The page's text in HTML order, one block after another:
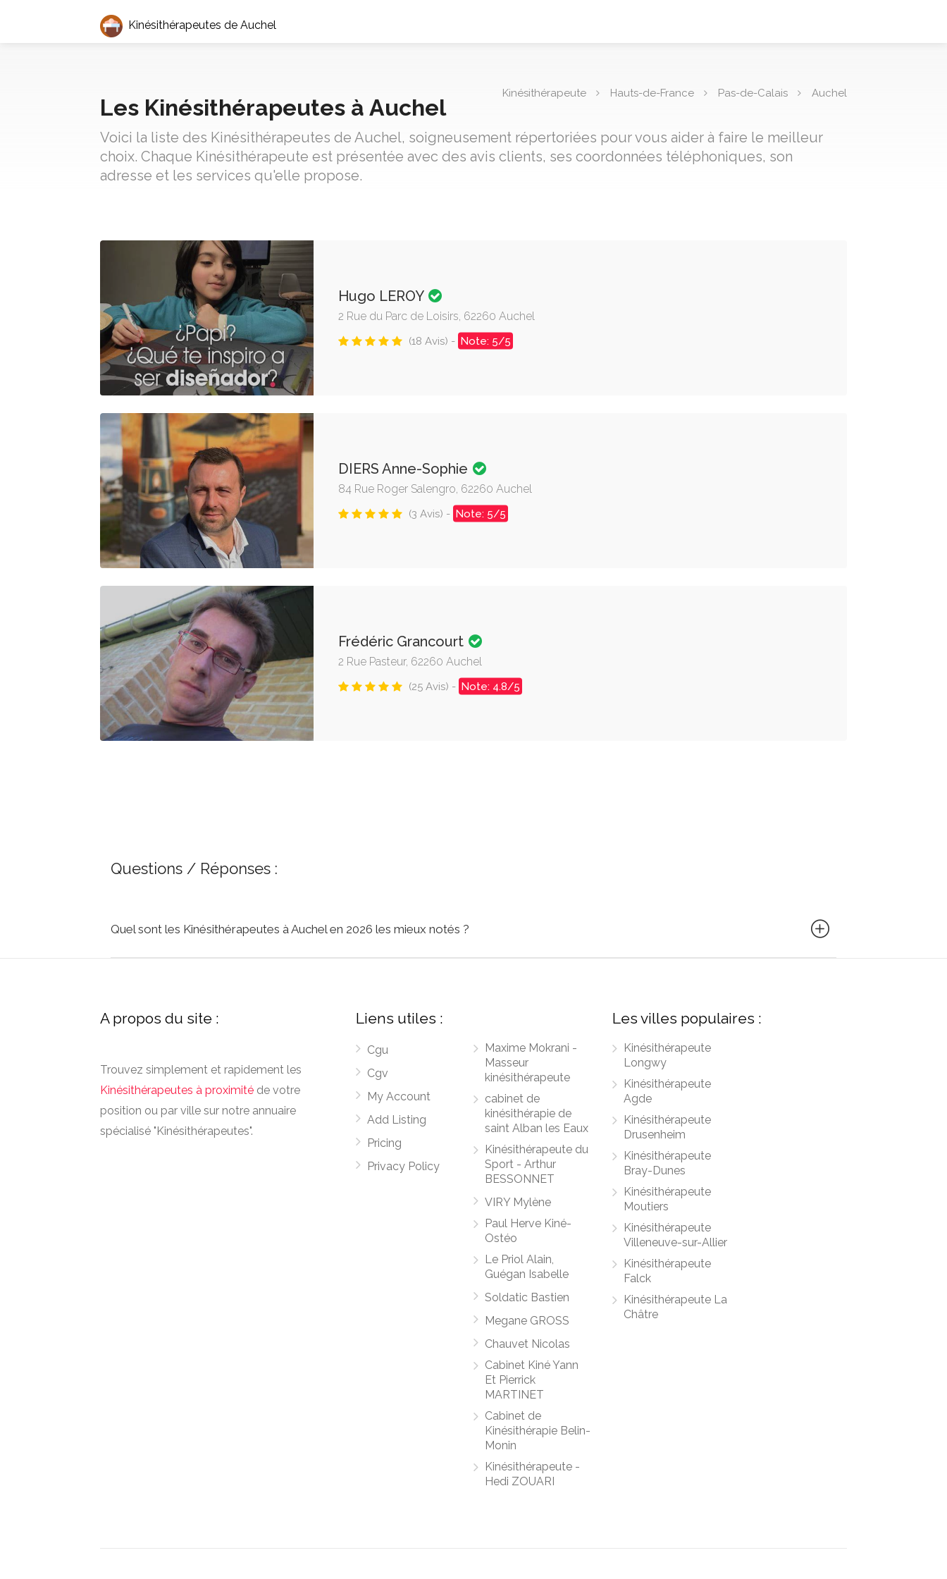
Kinésithérapeutes de Auchel
Kinésithérapeute Hauts-de-France Pas-de-Calais Auchel
Les Kinésithérapeutes à Auchel
Voici la liste des Kinésithérapeutes de Auchel, soigneusement répertoriées pour vous aider à faire le meilleur
choix. Chaque Kinésithérapeute est présentée avec des avis clients, ses coordonnées téléphoniques, son
adresse et les services qu'elle propose.
Hugo LEROY
2 Rue du Parc de Loisirs, 62260 Auchel
(18 Avis) - Note: 5/5
DIERS Anne-Sophie
84 Rue Roger Salengro, 62260 Auchel
(3 Avis) - Note: 5/5
Frédéric Grancourt
2 Rue Pasteur, 62260 Auchel
(25 Avis) - Note: 4.8/5
Questions / Réponses :
Quel sont les Kinésithérapeutes à Auchel en 2026 les mieux notés ?
A propos du site :
Trouvez simplement et rapidement les
Kinésithérapeutes à proximité de votre
position ou par ville sur notre annuaire
spécialisé "Kinésithérapeutes".
Liens utiles :
Cgu
Cgv
My Account
Add Listing
Pricing
Privacy Policy
Maxime Mokrani -
Masseur
kinésithérapeute
cabinet de
kinésithérapie de
saint Alban les Eaux
Kinésithérapeute du
Sport - Arthur
BESSONNET
VIRY Mylène
Paul Herve Kiné-
Ostéo
Le Priol Alain,
Guégan Isabelle
Soldatic Bastien
Megane GROSS
Chauvet Nicolas
Cabinet Kiné Yann
Et Pierrick
MARTINET
Cabinet de
Kinésithérapie Belin-
Monin
Kinésithérapeute -
Hedi ZOUARI
Les villes populaires :
Kinésithérapeute
Longwy
Kinésithérapeute
Agde
Kinésithérapeute
Drusenheim
Kinésithérapeute
Bray-Dunes
Kinésithérapeute
Moutiers
Kinésithérapeute
Villeneuve-sur-Allier
Kinésithérapeute
Falck
Kinésithérapeute La
Châtre